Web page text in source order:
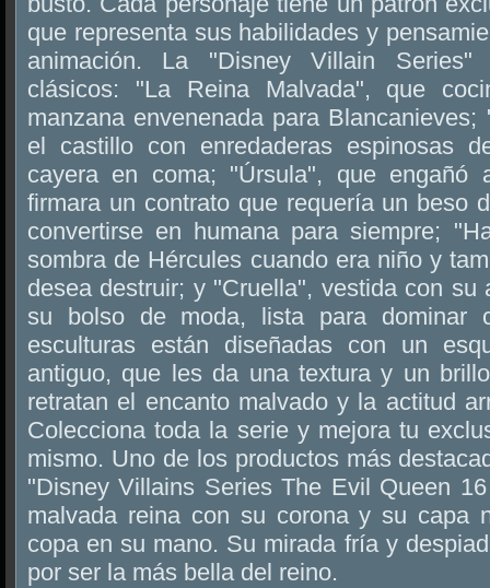
que representa sus habilidades y
animación. La "Disney Villain Series"
clásicos: "La Reina Malvada", que
manzana envenenada para
el castillo con enredaderas espinosas
cayera en coma; "Úrsula", que engañó
firmara un contrato que requería un beso
convertirse en humana para siempre;
sombra de Hércules cuando era niño y
desea destruir; y "Cruella", vestida con su
su bolso de moda, lista para dominar
esculturas están diseñadas con un
antiguo, que les da una textura y un
retratan el encanto malvado y la actitud
Colecciona toda la serie y mejora tu
mismo. Uno de los productos más
"Disney Villains Series The Evil Queen
malvada reina con su corona y su capa
copa en su mano. Su mirada fría y
por ser la más bella del reino.